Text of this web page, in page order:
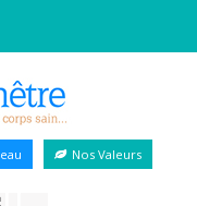
Nos Valeurs